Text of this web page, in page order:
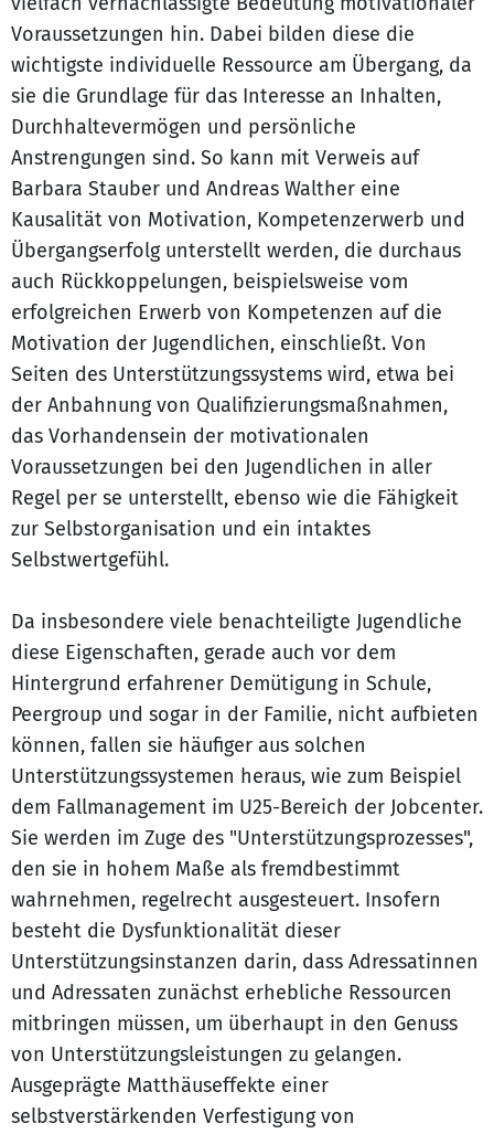
Voraussetzungen hin. Dabei bilden diese die
wichtigste individuelle Ressource am Übergang, da
sie die Grundlage für das Interesse an Inhalten,
Durchhaltevermögen und persönliche
Anstrengungen sind. So kann mit Verweis auf
Barbara Stauber und Andreas Walther eine
Kausalität von Motivation, Kompetenzerwerb und
Übergangserfolg unterstellt werden, die durchaus
auch Rückkoppelungen, beispielsweise vom
erfolgreichen Erwerb von Kompetenzen auf die
Motivation der Jugendlichen, einschließt. Von
Seiten des Unterstützungssystems wird, etwa bei
der Anbahnung von Qualifizierungsmaßnahmen,
das Vorhandensein der motivationalen
Voraussetzungen bei den Jugendlichen in aller
Regel per se unterstellt, ebenso wie die Fähigkeit
zur Selbstorganisation und ein intaktes
Selbstwertgefühl.
Da insbesondere viele benachteiligte Jugendliche
diese Eigenschaften, gerade auch vor dem
Hintergrund erfahrener Demütigung in Schule,
Peergroup und sogar in der Familie, nicht aufbieten
können, fallen sie häufiger aus solchen
Unterstützungssystemen heraus, wie zum Beispiel
dem Fallmanagement im U25-Bereich der Jobcenter.
Sie werden im Zuge des "Unterstützungsprozesses",
den sie in hohem Maße als fremdbestimmt
wahrnehmen, regelrecht ausgesteuert. Insofern
besteht die Dysfunktionalität dieser
Unterstützungsinstanzen darin, dass Adressatinnen
und Adressaten zunächst erhebliche Ressourcen
mitbringen müssen, um überhaupt in den Genuss
von Unterstützungsleistungen zu gelangen.
Ausgeprägte Matthäuseffekte einer
selbstverstärkenden Verfestigung von